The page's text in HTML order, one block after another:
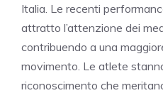
Italia. Le recenti
attratto l’attenzione dei
contribuendo a una
movimento. Le atlete
riconoscimento che